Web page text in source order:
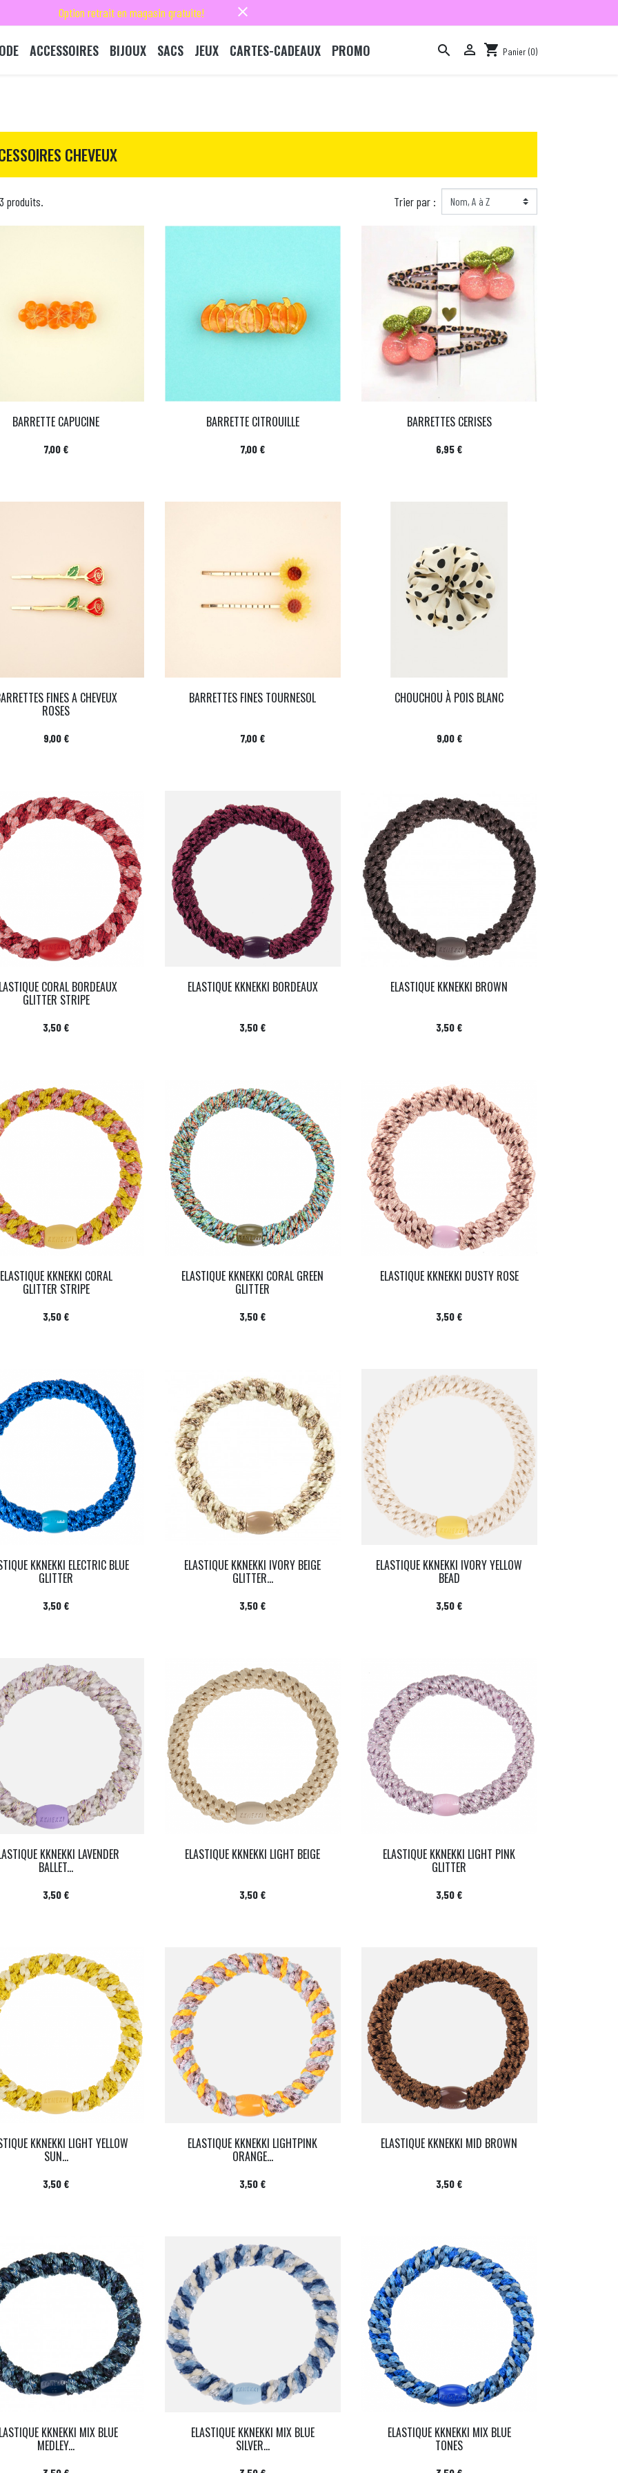
Option retrait en magasin gratuite! close
ACCESSOIRES BIJOUX SACS JEUX CARTES-CADEAUX PROMO   shopping_cart Panier (0)
CHEVEUX
produits. Trier par :
BARRETTE CAPUCINE
Prix
7,00 €
BARRETTE CITROUILLE
Prix
7,00 €
BARRETTES CERISES
Prix
6,95 €
FINES A CHEVEUX
ROSES
Prix
9,00 €
BARRETTES FINES TOURNESOL
Prix
7,00 €
CHOUCHOU À POIS BLANC
Prix
9,00 €
CORAL BORDEAUX
GLITTER STRIPE
Prix
3,50 €
ELASTIQUE KKNEKKI BORDEAUX
Prix
3,50 €
ELASTIQUE KKNEKKI BROWN
Prix
3,50 €
ELASTIQUE KKNEKKI CORAL
GLITTER STRIPE
Prix
3,50 €
ELASTIQUE KKNEKKI CORAL GREEN
GLITTER
Prix
3,50 €
ELASTIQUE KKNEKKI DUSTY ROSE
Prix
3,50 €
KKNEKKI ELECTRIC BLUE
GLITTER
Prix
3,50 €
ELASTIQUE KKNEKKI IVORY BEIGE
GLITTER...
Prix
3,50 €
ELASTIQUE KKNEKKI IVORY YELLOW
BEAD
Prix
3,50 €
KKNEKKI LAVENDER
BALLET...
Prix
3,50 €
ELASTIQUE KKNEKKI LIGHT BEIGE
Prix
3,50 €
ELASTIQUE KKNEKKI LIGHT PINK
GLITTER
Prix
3,50 €
KKNEKKI LIGHT YELLOW
SUN...
Prix
3,50 €
ELASTIQUE KKNEKKI LIGHTPINK
ORANGE...
Prix
3,50 €
ELASTIQUE KKNEKKI MID BROWN
Prix
3,50 €
KKNEKKI MIX BLUE
MEDLEY...
ELASTIQUE KKNEKKI MIX BLUE
SILVER...
ELASTIQUE KKNEKKI MIX BLUE
TONES